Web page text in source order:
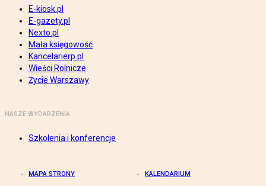
E-kiosk.pl
E-gazety.pl
Nexto.pl
Mała księgowość
Kancelarierp.pl
Wieści Rolnicze
Życie Warszawy
NASZE WYDARZENIA
Szkolenia i konferencje
MAPA STRONY KALENDARIUM